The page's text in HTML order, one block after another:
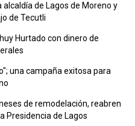
alcaldía de Lagos de Moreno y
de Tecutli
Hurtado con dinero de
una campaña exitosa para
de remodelación, reabren
Presidencia de Lagos